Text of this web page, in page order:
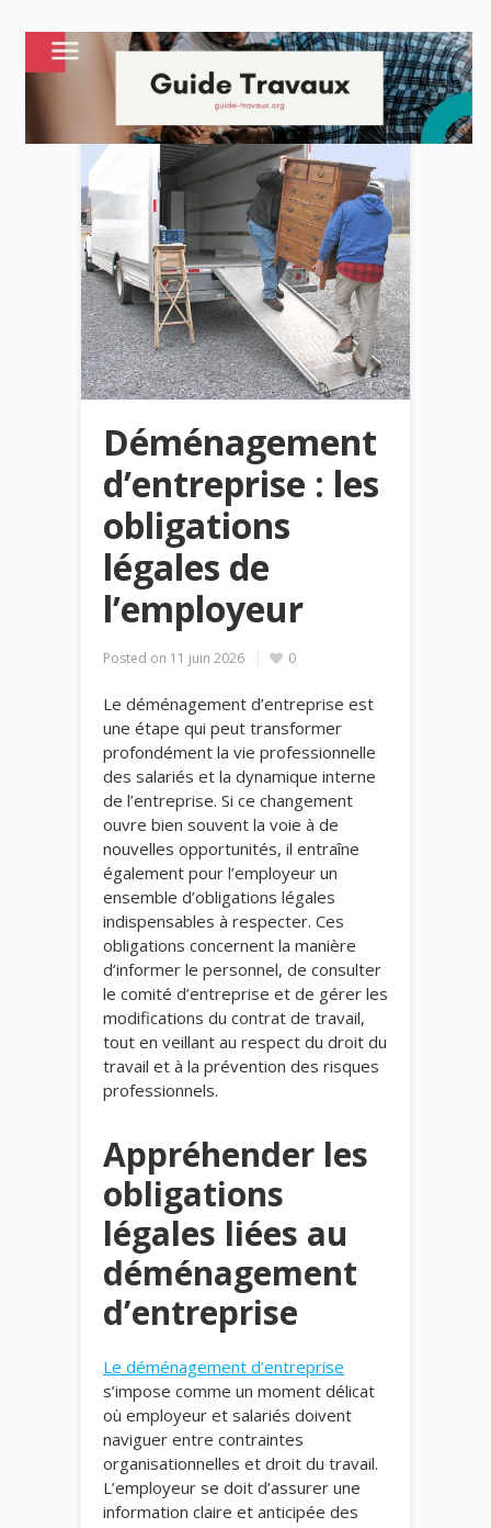
Déménagement
d’entreprise : les
obligations
légales de
l’employeur
Posted on 11 juin 2026 0
Le déménagement d’entreprise est
une étape qui peut transformer
profondément la vie professionnelle
des salariés et la dynamique interne
de l’entreprise. Si ce changement
ouvre bien souvent la voie à de
nouvelles opportunités, il entraîne
également pour l’employeur un
ensemble d’obligations légales
indispensables à respecter. Ces
obligations concernent la manière
d’informer le personnel, de consulter
le comité d’entreprise et de gérer les
modifications du contrat de travail,
tout en veillant au respect du droit du
travail et à la prévention des risques
professionnels.
Appréhender les
obligations
légales liées au
déménagement
d’entreprise
Le déménagement d’entreprise
s’impose comme un moment délicat
où employeur et salariés doivent
naviguer entre contraintes
organisationnelles et droit du travail.
L’employeur se doit d’assurer une
information claire et anticipée des